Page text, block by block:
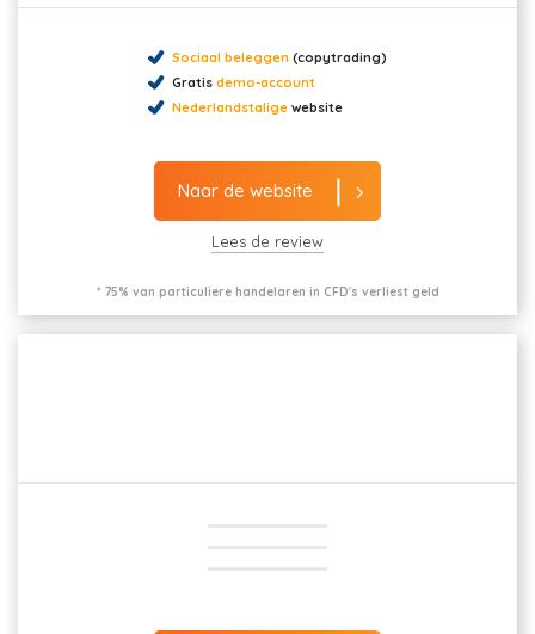
Sociaal beleggen (copytrading)
Gratis demo-account
Nederlandstalige website
Naar de website
Lees de review
* 75% van particuliere handelaren in CFD's verliest geld